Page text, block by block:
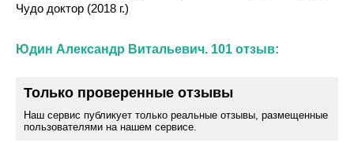
Чудо доктор (2018 г.)
Юдин Александр Витальевич. 101 отзыв:
Только проверенные отзывы
Наш сервис публикует только реальные отзывы, размещенные
пользователями на нашем сервисе.